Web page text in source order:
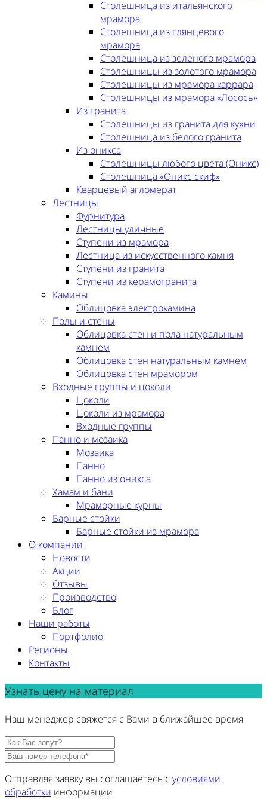
Столешница из итальянского
мрамора
Столешница из глянцевого
мрамора
Столешница из зеленого мрамора
Столешницы из золотого мрамора
Столешницы из мрамора каррара
Столешницы из мрамора «Лосось»
Из гранита
Столешницы из гранита для кухни
Столешница из белого гранита
Из оникса
Столешницы любого цвета (Оникс)
Столешница «Оникс скиф»
Кварцевый агломерат
Лестницы
Фурнитура
Лестницы уличные
Ступени из мрамора
Лестница из искусственного камня
Ступени из гранита
Ступени из керамогранита
Камины
Облицовка электрокамина
Полы и стены
Облицовка стен и пола натуральным
камнем
Облицовка стен натуральным камнем
Облицовка стен мрамором
Входные группы и цоколи
Цоколи
Цоколи из мрамора
Входные группы
Панно и мозаика
Мозаика
Панно
Панно из оникса
Хамам и бани
Мраморные курны
Барные стойки
Барные стойки из мрамора
О компании
Новости
Акции
Отзывы
Производство
Блог
Наши работы
Портфолио
Регионы
Контакты
Узнать цену на материал
Наш менеджер свяжется с Вами в ближайшее время
Отправляя заявку вы соглашаетесь с условиями
обработки информации